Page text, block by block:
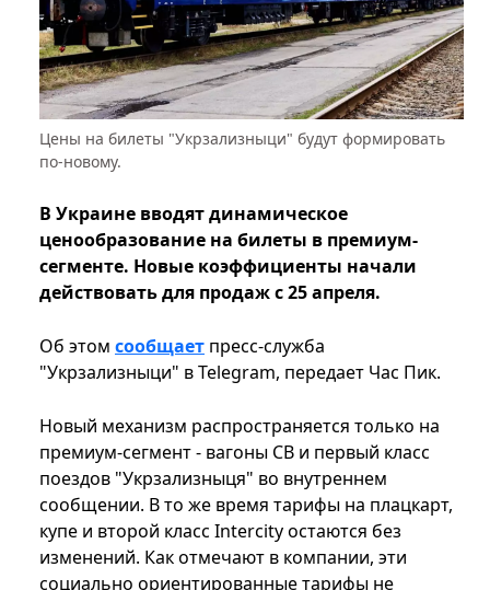
Цены на билеты "Укрзализныци" будут формировать
по-новому.
В Украине вводят динамическое
ценообразование на билеты в премиум-
сегменте. Новые коэффициенты начали
действовать для продаж с 25 апреля.
Об этом сообщает пресс-служба
"Укрзализныци" в Telegram, передает Час Пик.
Новый механизм распространяется только на
премиум-сегмент - вагоны СВ и первый класс
поездов "Укрзализныця" во внутреннем
сообщении. В то же время тарифы на плацкарт,
купе и второй класс Intercity остаются без
изменений. Как отмечают в компании, эти
социально ориентированные тарифы не